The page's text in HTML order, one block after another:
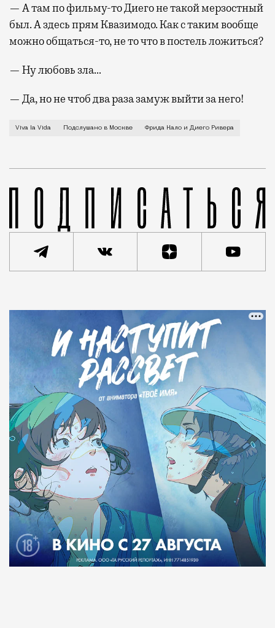
— А там по фильму-то Диего не такой мерзостный
был. А здесь прям Квазимодо. Как с таким вообще
можно общаться-то, не то что в постель ложиться?
— Ну любовь зла…
— Да, но не чтоб два раза замуж выйти за него!
В Манеже до 22 февраля идет выставка «Viva la
Viva la Vida Подслушано в Москве Фрида Кало и Диего Ривера